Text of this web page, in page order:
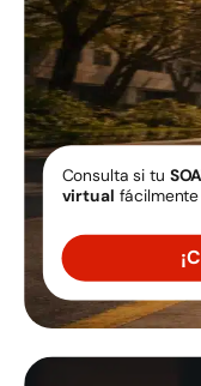
Consulta si tu
virtual fácilmente